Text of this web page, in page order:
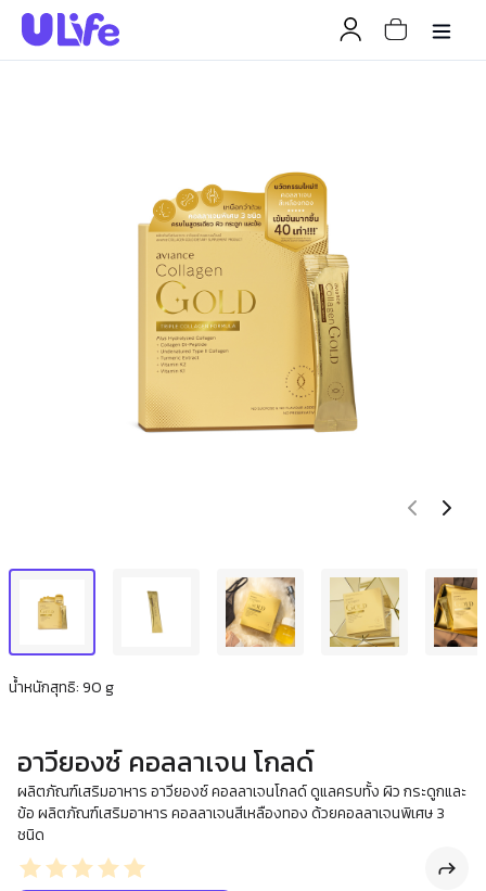
น้ำหนักสุทธิ: 90 g
อาวียองซ์ คอลลาเจน โกลด์
ผลิตภัณฑ์เสริมอาหาร อาวียองซ์ คอลลาเจนโกลด์ ดูแลครบทั้ง ผิว กระดูกและ
ข้อ ผลิตภัณฑ์เสริมอาหาร คอลลาเจนสีเหลืองทอง ด้วยคอลลาเจนพิเศษ 3
ชนิด